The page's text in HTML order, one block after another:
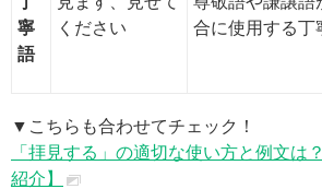
寧
語
ください
合に使用する丁
▼こちらも合わせてチェック！
「拝見する」の適切な使い方と例文は
紹介】